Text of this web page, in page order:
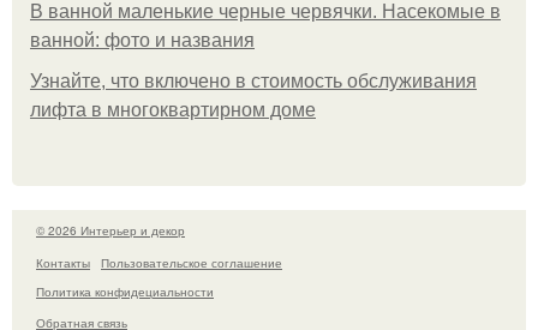
В ванной маленькие черные червячки. Насекомые в
ванной: фото и названия
Узнайте, что включено в стоимость обслуживания
лифта в многоквартирном доме
© 2026 Интерьер и декор
Контакты
Пользовательское соглашение
Политика конфидециальности
Обратная связь